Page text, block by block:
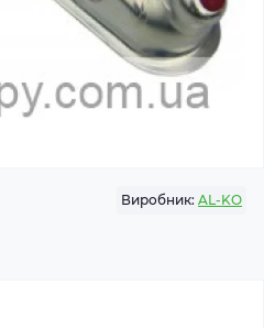
Виробник: AL-KO